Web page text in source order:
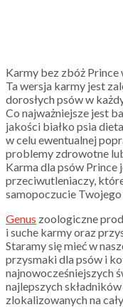
Karmy bez zbóż
Ta wersja karmy jest
dorosłych psów w
Co najważniejsze jest
jakości białko psia
w celu ewentualnej
problemy zdrowotne
Karma dla psów
przeciwutleniaczy,
samopoczucie Twojego
Genus zoologiczne
i suche karmy oraz
Staramy się mieć w
przysmaki dla psów i
najnowocześniejszych
najlepszych
zlokalizowanych na